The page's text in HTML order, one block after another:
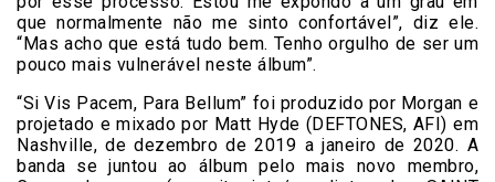
que normalmente não me sinto confortável”, diz ele.
“Mas acho que está tudo bem. Tenho orgulho de ser um
pouco mais vulnerável neste álbum”.
“Si Vis Pacem, Para Bellum” foi produzido por Morgan e
projetado e mixado por Matt Hyde (DEFTONES, AFI) em
Nashville, de dezembro de 2019 a janeiro de 2020. A
banda se juntou ao álbum pelo mais novo membro,